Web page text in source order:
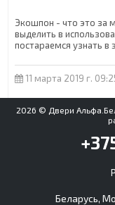
Экошпон - что это за
выделить в
постараемся узнать в
11 марта 2019 г.
2026 © Двери
Беларусь,